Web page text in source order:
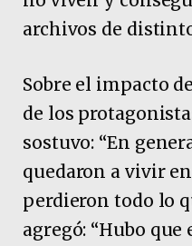
archivos de
Sobre el impacto
de los
sostuvo: “En
quedaron a vivir
perdieron todo lo
agregó: “Hubo